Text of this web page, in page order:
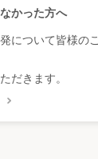
かった方へ
について皆様の
だきます。